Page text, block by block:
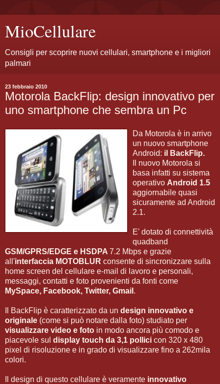
MioCellulare
Consigli per scoprire nuovi cellulari, smartphone e i migliori
palmari
23 febbraio 2010
Motorola BackFlip: design innovativo per
uno smartphone che sembra un Pc
Da Motorola è in arrivo
un nuovo smartphone
Android: il BackFlip.
Il nuovo Motorola si
basa infatti su sistema
operativo Android 1.5
aggiornabile quasi
sicuramente ad Android
2.1.
E' dotato di connettività
quadband
GSM/GPRS/EDGE e HSDPA 7.2 Mbps e grazie
all'interfaccia MOTOBLUR consente di sincronizzare sulla
home screen del cellulare e-mail di lavoro e personali,
messaggi, contatti e foto provenienti da fonti come
MySpace, Facebook, Twitter, Gmail .
Il BackFlip è caratterizzato da un design innovativo e
originale (come si può notare dalla foto) studiato per
visualizzare video e foto in modo ancora più comodo e
piacevole sul display touch da 3,1 pollici con 320 x 480
pixel di risoluzione e in grado di visualizzare fino a 262mila
colori.
Il design di questo cellulare è veramente innovativo